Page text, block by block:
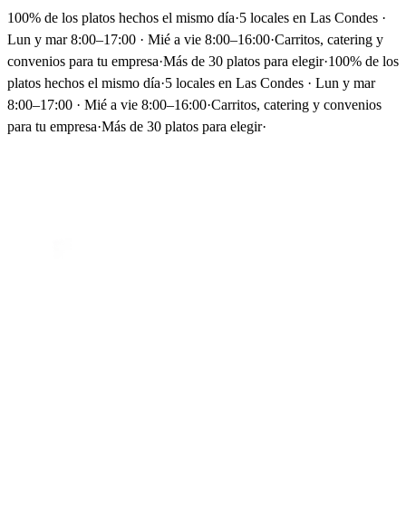
100% de los platos hechos el mismo día·5 locales en Las Condes ·
Lun y mar 8:00–17:00 · Mié a vie 8:00–16:00·Carritos, catering y
convenios para tu empresa·Más de 30 platos para elegir·100% de los
platos hechos el mismo día·5 locales en Las Condes · Lun y mar
8:00–17:00 · Mié a vie 8:00–16:00·Carritos, catering y convenios
para tu empresa·Más de 30 platos para elegir·